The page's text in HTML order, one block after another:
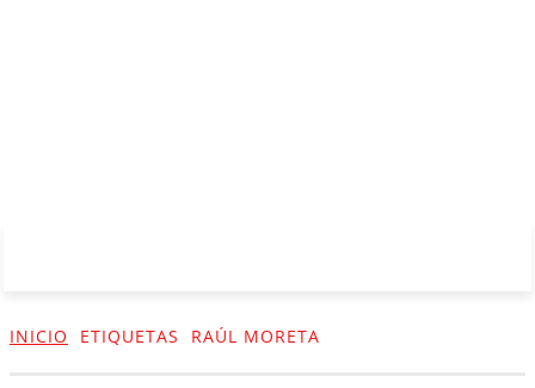
INICIO ETIQUETAS RAÚL MORETA